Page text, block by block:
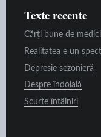
Texte recente
Cărți bune de
Realitatea e un
Depresie sezonieră
Despre îndoială
Scurte întâlniri